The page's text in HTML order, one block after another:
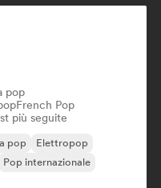
pop
French Pop
più seguite
pop
Elettropop
Pop internazionale